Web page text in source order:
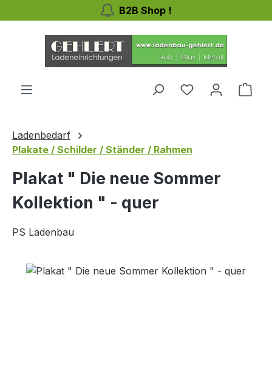
Zum Hauptinhalt springenB2B Shop !
Du hast 0
Ladenbedarf
Plakate / Schilder / Ständer / Rahmen
Plakat " Die neue Sommer
Kollektion " - quer
PS Ladenbau
Bildergalerie überspringen